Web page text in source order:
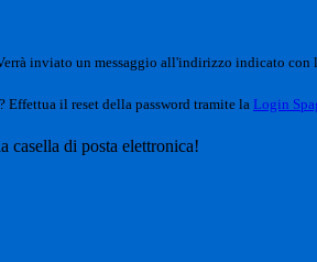
inviato un messaggio all'indirizzo indicato con
Effettua il reset della password tramite la Login
casella di posta elettronica!